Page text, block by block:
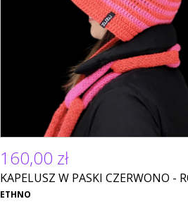
160,00 zł
KAPELUSZ W PASKI CZERWONO -
ETHNO